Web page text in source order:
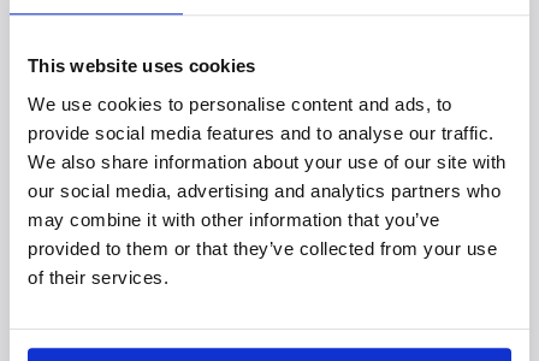
This website uses cookies
We use cookies to personalise content and ads, to
provide social media features and to analyse our traffic.
We also share information about your use of our site with
our social media, advertising and analytics partners who
may combine it with other information that you’ve
provided to them or that they’ve collected from your use
of their services.
stichting Academie voor Geesteswetenschappen is
er voor iedereen die deze vraag serieus neemt.
Voor mensen die niet zomaar genoegen nemen met
de oppervlakte, maar willen doorgronden wat zich
afspeelt tussen mensen en in de spirituele
dimensie van het bestaan.
Onze opleidingen op post-hbo-niveau brengen